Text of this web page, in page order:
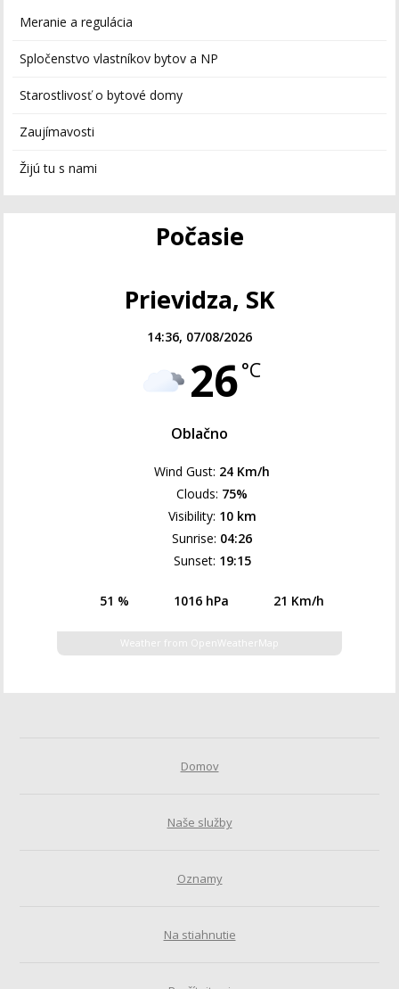
Meranie a regulácia
Spločenstvo vlastníkov bytov a NP
Starostlivosť o bytové domy
Zaujímavosti
Žijú tu s nami
Počasie
Prievidza, SK
14:36, 07/08/2026
26°C
Oblačno
51 % 1016 hPa 21 Km/h
Wind Gust: 24 Km/h
Clouds: 75%
Visibility: 10 km
Sunrise: 04:26
Sunset: 19:15
Weather from OpenWeatherMap
Domov
Naše služby
Oznamy
Na stiahnutie